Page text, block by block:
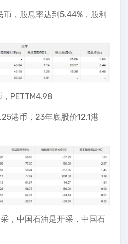
币，股息率达到5.44%，股利
PETTM4.98
港币，23年底股价12.1港
，中国石油是开采，中国石